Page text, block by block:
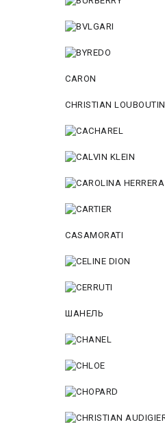
CARON
CHRISTIAN LOUBOUTIN
CASAMORATI
ШАНЕЛЬ